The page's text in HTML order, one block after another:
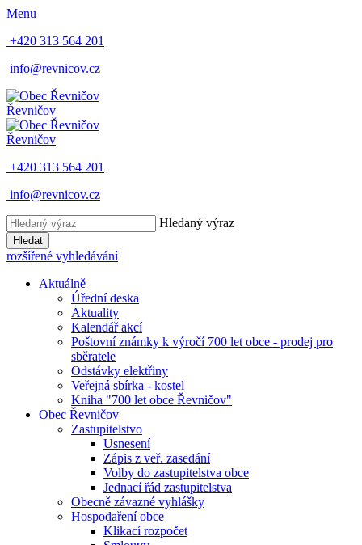
Menu
+420 313 564 201
info@revnicov.cz
Řevničov
Řevničov
+420 313 564 201
info@revnicov.cz
Hledaný výraz
Hledat
rozšířené vyhledávání
Aktuálně
Úřední deska
Aktuality
Kalendář akcí
Poštovní známky k výročí 700 let obce - prodej pro
sběratele
Odstávky elektřiny
Veřejná sbírka - kostel
Kniha "700 let obce Řevničov"
Obec Řevničov
Zastupitelstvo
Usnesení
Zápis z veř. zasedání
Volby do zastupitelstva obce
Jednací řád zastupitelstva
Obecně závazné vyhlášky
Hospodaření obce
Klikací rozpočet